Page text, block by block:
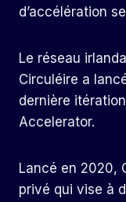
d’accélération
Le réseau
Circuléire a
dernière
Accelerator.
Lancé en 2020,
privé qui vise à